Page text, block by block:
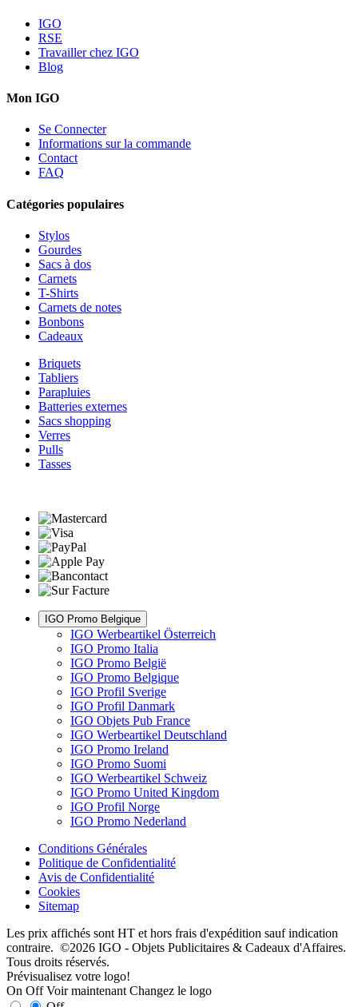
IGO
RSE
Travailler chez IGO
Blog
Mon IGO
Se Connecter
Informations sur la commande
Contact
FAQ
Catégories populaires
Stylos
Gourdes
Sacs à dos
Carnets
T-Shirts
Carnets de notes
Bonbons
Cadeaux
Briquets
Tabliers
Parapluies
Batteries externes
Sacs shopping
Verres
Pulls
Tasses
IGO Promo Belgique
IGO Werbeartikel Österreich
IGO Promo Italia
IGO Promo België
IGO Promo Belgique
IGO Profil Sverige
IGO Profil Danmark
IGO Objets Pub France
IGO Werbeartikel Deutschland
IGO Promo Ireland
IGO Promo Suomi
IGO Werbeartikel Schweiz
IGO Promo United Kingdom
IGO Profil Norge
IGO Promo Nederland
Conditions Générales
Politique de Confidentialité
Avis de Confidentialité
Cookies
Sitemap
Les prix affichés sont HT et hors frais d'expédition sauf indication
contraire. ©2026 IGO - Objets Publicitaires & Cadeaux d'Affaires.
Tous droits réservés.
Prévisualisez votre logo!
On Off Voir maintenant Changez le logo